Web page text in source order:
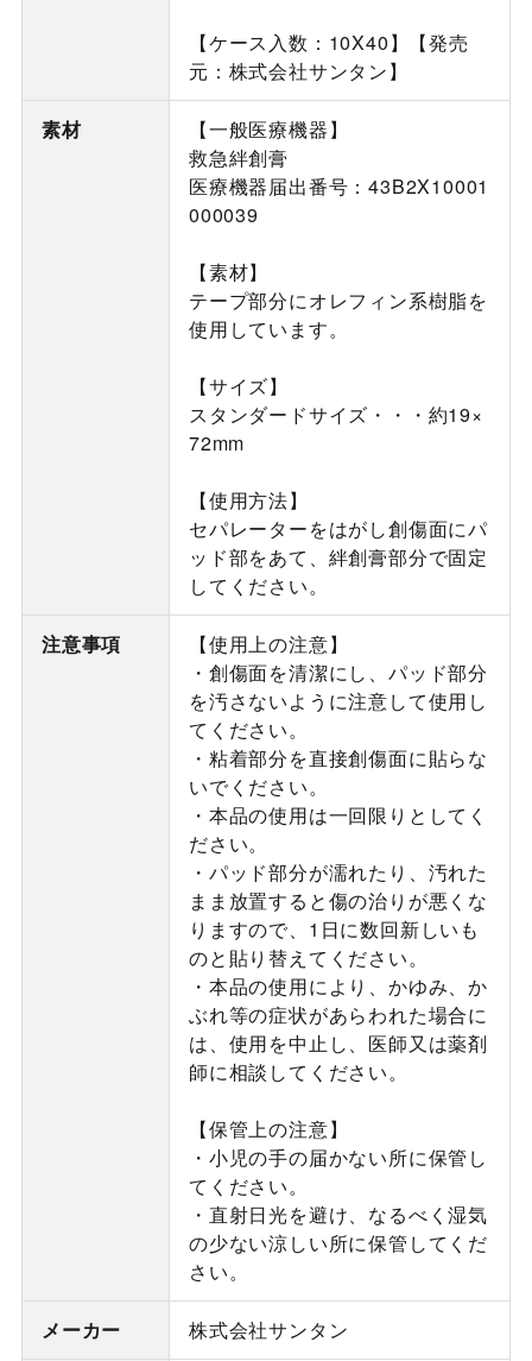
【ケース入数：10X40】【発売
元：株式会社サンタン】
素材
【一般医療機器】
救急絆創膏
医療機器届出番号：43B2X10001
000039
【素材】
テープ部分にオレフィン系樹脂を
使用しています。
【サイズ】
スタンダードサイズ・・・約19×
72mm
【使用方法】
セパレーターをはがし創傷面にパ
ッド部をあて、絆創膏部分で固定
してください。
注意事項
【使用上の注意】
・創傷面を清潔にし、パッド部分
を汚さないように注意して使用し
てください。
・粘着部分を直接創傷面に貼らな
いでください。
・本品の使用は一回限りとしてく
ださい。
・パッド部分が濡れたり、汚れた
まま放置すると傷の治りが悪くな
りますので、1日に数回新しいも
のと貼り替えてください。
・本品の使用により、かゆみ、か
ぶれ等の症状があらわれた場合に
は、使用を中止し、医師又は薬剤
師に相談してください。
【保管上の注意】
・小児の手の届かない所に保管し
てください。
・直射日光を避け、なるべく湿気
の少ない涼しい所に保管してくだ
さい。
メーカー 株式会社サンタン